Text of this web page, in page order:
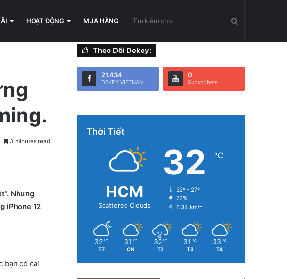
HOẠT ĐỘNG MUA HÀNG
3 minutes read
Nhưng
iPhone 12
bạn có cái
Theo Dõi Dekey:
21.434
DEKEY VIETNAM
0
Subscribers
Thời Tiết
HCM
Scattered Clouds
32 ℃
32º - 27º
72%
6.34 km/h
32 ℃
T7
31 ℃
CN
32 ℃
T2
31 ℃
T3
33 ℃
T4